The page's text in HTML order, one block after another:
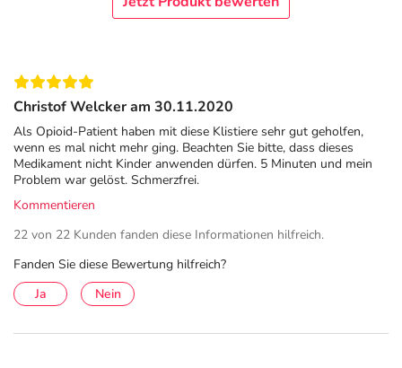
Natriumbenzoat 0,12g
Adresse des Anbieters/Herstellers
Serumwerk Bernburg AG
Hallesche Landstr. 105B
06406 Bernburg
elektronische Adresse: www.serumwerk.de
Angaben gem. EU-Produktsicherheitsverordnung (GPSR)
DasPDF des Beipackzettelskönnen Sie sich oben
herunterladen.
Christof Welcker am 30.11.2020
Als Opioid-Patient haben mit diese Klistiere sehr gut geholfen,
wenn es mal nicht mehr ging. Beachten Sie bitte, dass dieses
Medikament nicht Kinder anwenden dürfen. 5 Minuten und mein
Problem war gelöst. Schmerzfrei.
Kommentieren
22 von 22 Kunden fanden diese Informationen hilfreich.
Fanden Sie diese Bewertung hilfreich?
Ja
Nein